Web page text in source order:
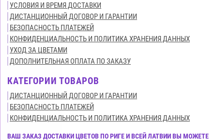
УСЛОВИЯ И ВРЕМЯ ДОСТАВКИ
ДИСТАНЦИОННЫЙ ДОГОВОР И ГАРАНТИИ
БЕЗОПАСНОСТЬ ПЛАТЕЖЕЙ
КОНФИДЕНЦИАЛЬНОСТЬ И ПОЛИТИКА ХРАНЕНИЯ ДАННЫХ
УХОД ЗА ЦВЕТАМИ
ДОПОЛНИТЕЛЬНАЯ ОПЛАТА ПО ЗАКАЗУ
КАТЕГОРИИ ТОВАРОВ
ДИСТАНЦИОННЫЙ ДОГОВОР И ГАРАНТИИ
БЕЗОПАСНОСТЬ ПЛАТЕЖЕЙ
КОНФИДЕНЦИАЛЬНОСТЬ И ПОЛИТИКА ХРАНЕНИЯ ДАННЫХ
ВАШ ЗАКАЗ ДОСТАВКИ ЦВЕТОВ ПО РИГЕ И ВСЕЙ ЛАТВИИ ВЫ МОЖЕТЕ